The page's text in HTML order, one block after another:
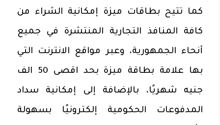
كما تتيح بطاقات ميزة إمكانية الشراء من
كافة المنافذ التجارية المنتشرة في جميع
أنحاء الجمهورية، وعبر مواقع الانترنت التي
بها علامة بطاقة ميزة بحد اقصى 50 الف
جنيه شهريًا، بالإضافة إلى إمكانية سداد
المدفوعات الحكومية إلكترونيًا بسهولة